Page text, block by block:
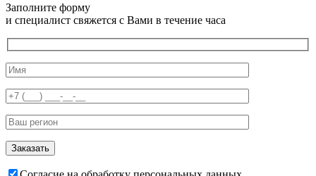
Заполните форму
и специалист свяжется с Вами в течение часа